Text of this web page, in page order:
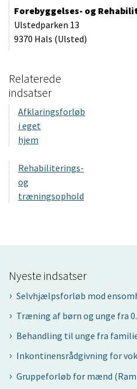
Forebyggelses- og
Ulstedparken 13
9370 Hals (Ulsted)
Relaterede
indsatser
Afklaringsforløb
i eget
hjem
Rehabiliterings-
og
træningsophold
Nyeste indsatser
Selvhjælpsforløb mod
Træning af børn og unge fra
Behandling til unge fra
Inkontinensrådgivning for
Gruppeforløb for mænd